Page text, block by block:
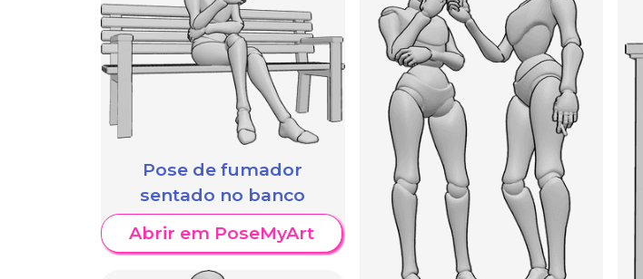
Pose de fumador
sentado no banco
Abrir em PoseMyArt